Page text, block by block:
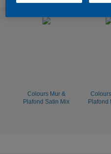
Colours Mur &
Plafond Satin Mix
Plafond